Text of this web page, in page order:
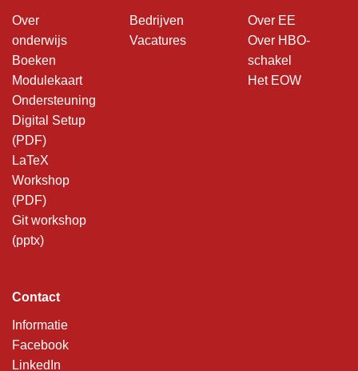
Over
onderwijs
Boeken
Modulekaart
Ondersteuning
Digital Setup
(PDF)
LaTeX
Workshop
(PDF)
Git workshop
(pptx)
Bedrijven
Vacatures
Over EE
Over HBO-
schakel
Het EOW
Contact
Informatie
Facebook
LinkedIn